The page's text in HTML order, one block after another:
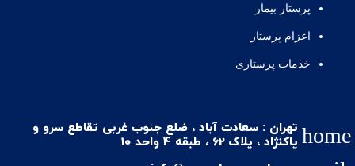
پرستار بیمار
اعزام پرستار
خدمات پرستاری
home تهران : سعادت آباد ، ضلع جنوب غربی تقاطع سرو و
پاکنژاد ، پلاک 62 ، طبقه 4 واحد 10